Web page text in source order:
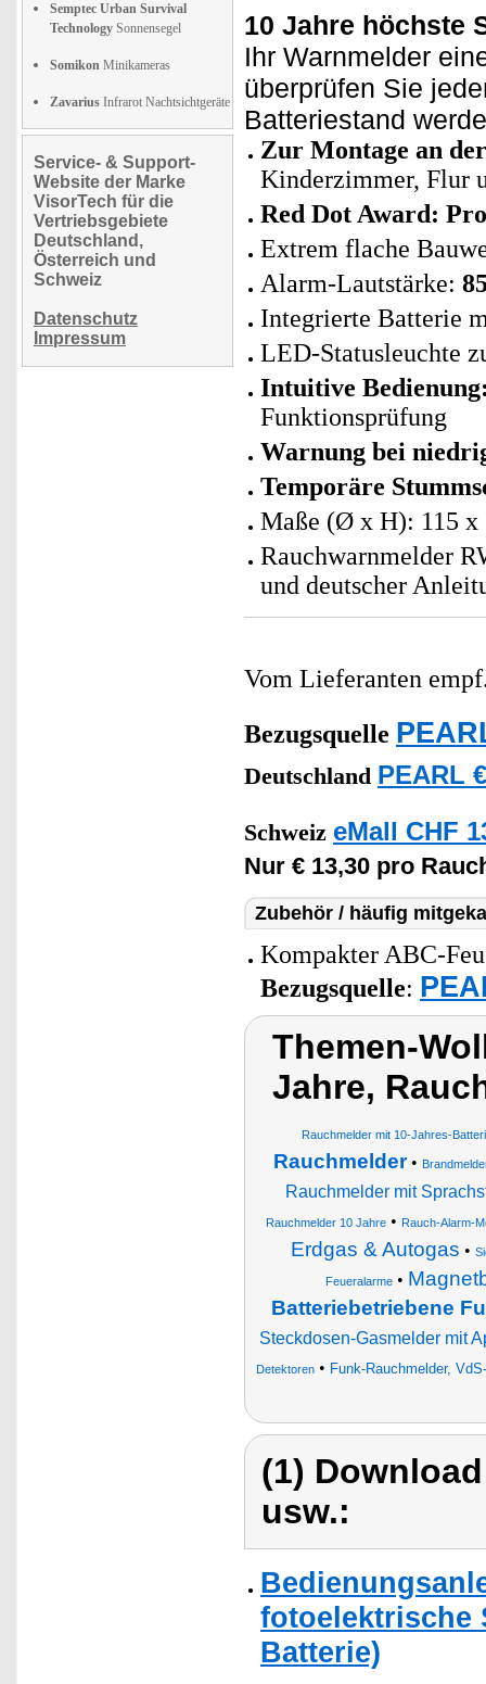
Semptec Urban Survival
Technology Sonnensegel
Somikon Minikameras
Zavarius Infrarot Nachtsichtgeräte
Service- & Support-
Website der Marke
VisorTech für die
Vertriebsgebiete
Deutschland,
Österreich und
Schweiz
Datenschutz
Impressum
10 Jahre höchste
Ihr Warnmelder
überprüfen Sie
Batteriestand
Zur Montage an
Kinderzimmer, Flur
Red Dot Award:
Extrem flache
Alarm-Lautstärke:
Integrierte Batterie
LED-Statusleuchte
Intuitive
Funktionsprüfung
Warnung bei
Temporäre
Maße (Ø x H): 115 x
Rauchwarnmelder
und deutscher
Vom Lieferanten
Bezugsquelle
Deutschland PEARL
Schweiz eMall CHF
Nur € 13,30 pro
Zubehör / häufig
Kompakter ABC-
Bezugsquelle:
Themen-
Jahre,
Rauchmelder mit 10-Jahres-
Rauchmelder•
Rauchmelder mit
Rauchmelder 10 Jahre • Rauch-Alarm-
Erdgas & Autogas •
Feueralarme •
Batteriebetriebene
Steckdosen-Gasmelder mit
Detektoren • Funk-Rauchmelder,
(1)
usw.:
fotoelektrische
Batterie)